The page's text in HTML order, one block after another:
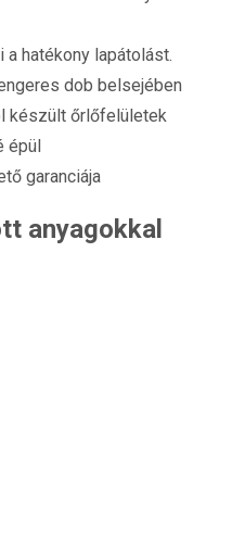
hatékony lapátolást.
dob belsejében
készült őrlőfelületek
épül
garanciája
anyagokkal